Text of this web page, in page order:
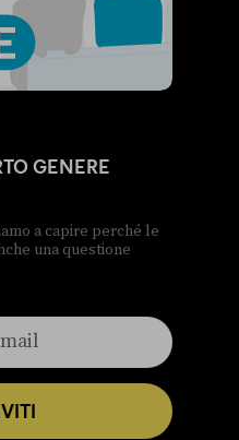
GENERE
a capire perché le
una questione